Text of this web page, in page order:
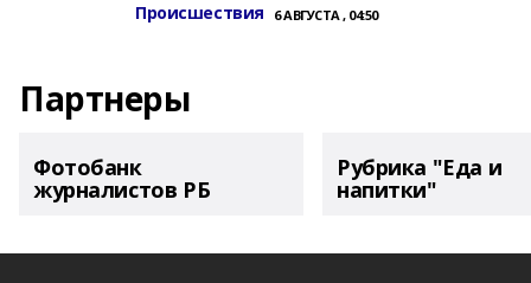
Происшествия 6 АВГУСТА , 04:50
Партнеры
Фотобанк
журналистов РБ
Рубрика "Еда и
напитки"